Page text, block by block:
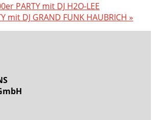
PARTY mit DJ H2O-LEE
mit DJ GRAND FUNK HAUBRICH »